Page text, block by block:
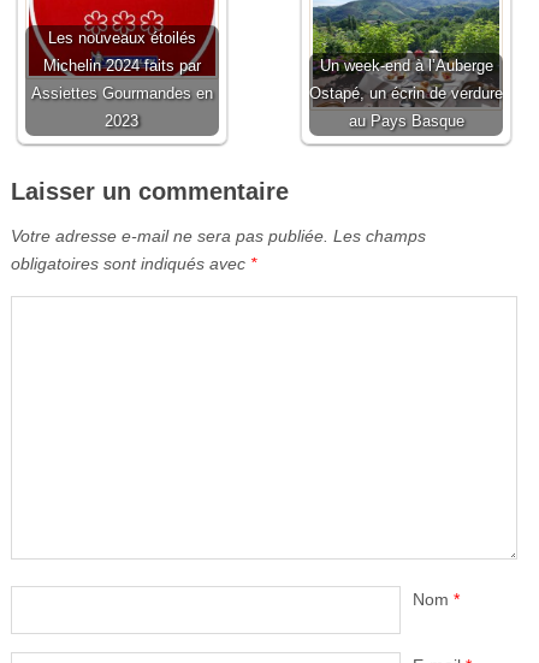
Les nouveaux étoilés
Michelin 2024 faits par
Assiettes Gourmandes en
2023
Un week-end à l’Auberge
Ostapé, un écrin de verdure
au Pays Basque
Laisser un commentaire
Votre adresse e-mail ne sera pas publiée. Les champs
obligatoires sont indiqués avec *
Nom *